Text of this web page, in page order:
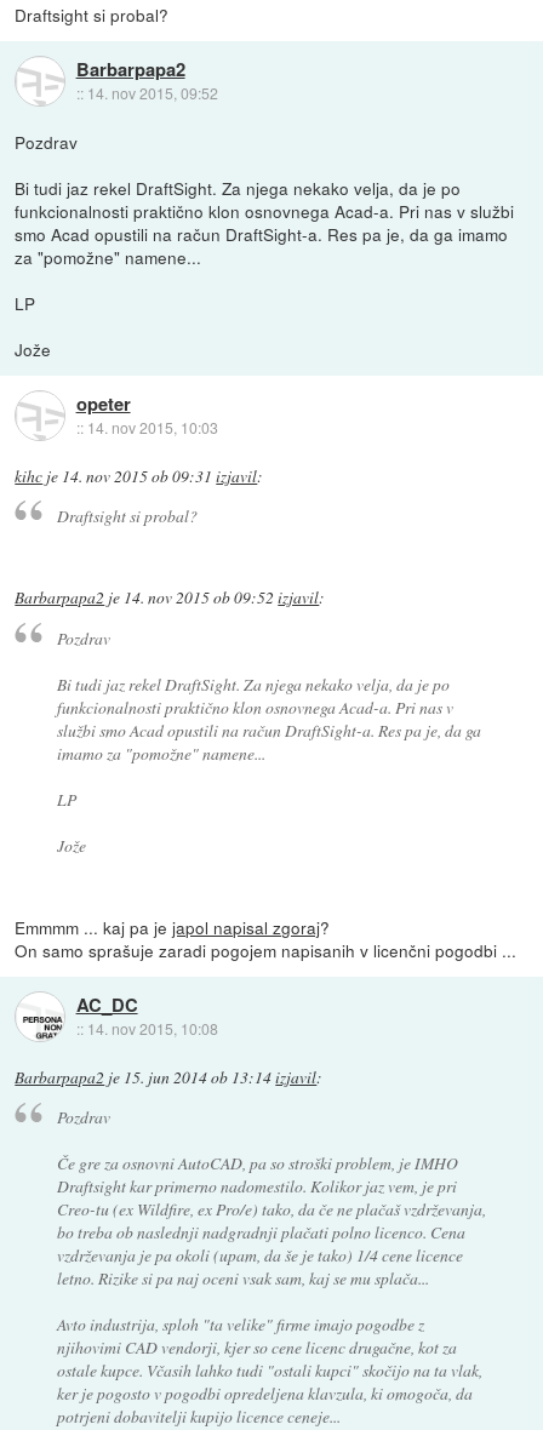
Draftsight si probal?
Barbarpapa2
:: 14. nov 2015, 09:52
Pozdrav
Bi tudi jaz rekel DraftSight. Za njega nekako velja, da je po
funkcionalnosti praktično klon osnovnega Acad-a. Pri nas v službi
smo Acad opustili na račun DraftSight-a. Res pa je, da ga imamo
za "pomožne" namene...
LP
Jože
opeter
:: 14. nov 2015, 10:03
kihc je 14. nov 2015 ob 09:31 izjavil:
Draftsight si probal?
Barbarpapa2 je 14. nov 2015 ob 09:52 izjavil:
Pozdrav
Bi tudi jaz rekel DraftSight. Za njega nekako velja, da je po
funkcionalnosti praktično klon osnovnega Acad-a. Pri nas v
službi smo Acad opustili na račun DraftSight-a. Res pa je, da ga
imamo za "pomožne" namene...
LP
Jože
Emmmm ... kaj pa jejapol napisal zgoraj?
On samo sprašuje zaradi pogojem napisanih v licenčni pogodbi ...
AC_DC
:: 14. nov 2015, 10:08
Barbarpapa2 je 15. jun 2014 ob 13:14izjavil:
Pozdrav
Če gre za osnovni AutoCAD, pa so stroški problem, je IMHO
Draftsight kar primerno nadomestilo. Kolikor jaz vem, je pri
Creo-tu (ex Wildfire, ex Pro/e) tako, da če ne plačaš vzdrževanja,
bo treba ob naslednji nadgradnji plačati polno licenco. Cena
vzdrževanja je pa okoli (upam, da še je tako) 1/4 cene licence
letno. Rizike si pa naj oceni vsak sam, kaj se mu splača...
Avto industrija, sploh "ta velike" firme imajo pogodbe z
njihovimi CAD vendorji, kjer so cene licenc drugačne, kot za
ostale kupce. Včasih lahko tudi "ostali kupci" skočijo na ta vlak,
ker je pogosto v pogodbi opredeljena klavzula, ki omogoča, da
potrjeni dobavitelji kupijo licence ceneje...